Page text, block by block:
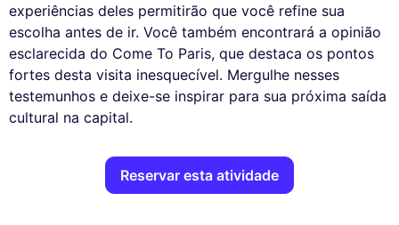
experiências deles permitirão que você refine sua
escolha antes de ir. Você também encontrará a opinião
esclarecida do Come To Paris, que destaca os pontos
fortes desta visita inesquecível. Mergulhe nesses
testemunhos e deixe-se inspirar para sua próxima saída
cultural na capital.
Reservar esta atividade